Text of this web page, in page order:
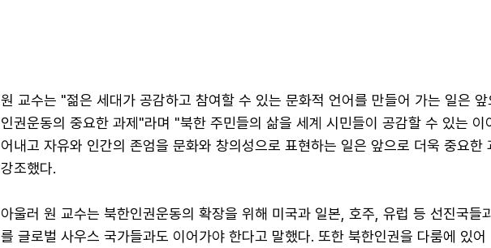
원 교수는 "젊은 세대가 공감하고 참여할 수 있는 문화적 언어를 만들어 가는 일은
인권운동의 중요한 과제"라며 "북한 주민들의 삶을 세계 시민들이 공감할 수 있는 이
어내고 자유와 인간의 존엄을 문화와 창의성으로 표현하는 일은 앞으로 더욱 중요한
강조했다.
아울러 원 교수는 북한인권운동의 확장을 위해 미국과 일본, 호주, 유럽 등 선진국들
를 글로벌 사우스 국가들과도 이어가야 한다고 말했다. 또한 북한인권을 다룸에 있어